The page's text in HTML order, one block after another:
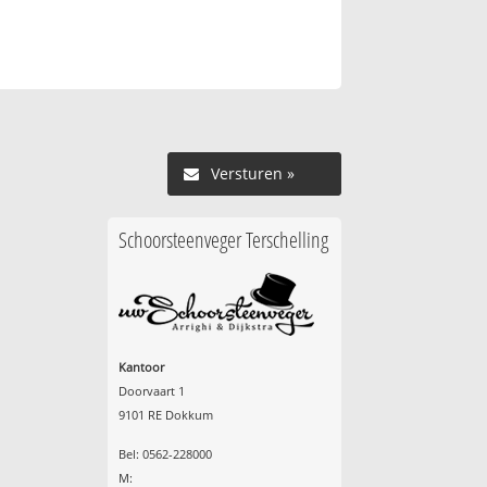
Versturen »
Schoorsteenveger Terschelling
Kantoor
Doorvaart 1
9101 RE Dokkum
Bel: 0562-228000
M: